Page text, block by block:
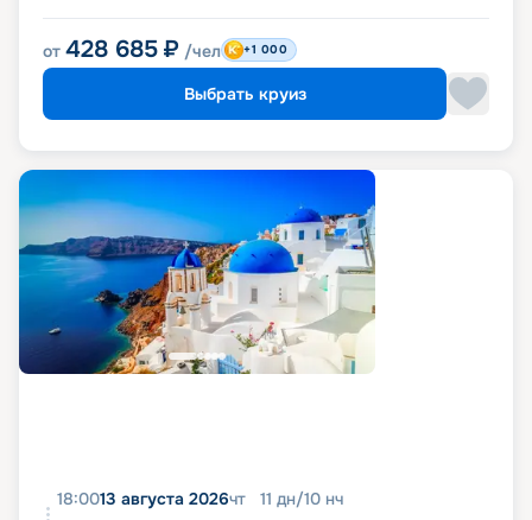
от 428 685 ₽ /чел +1 000
Выбрать круиз
18:0013 августа 2026чт 11 дн/10 нч